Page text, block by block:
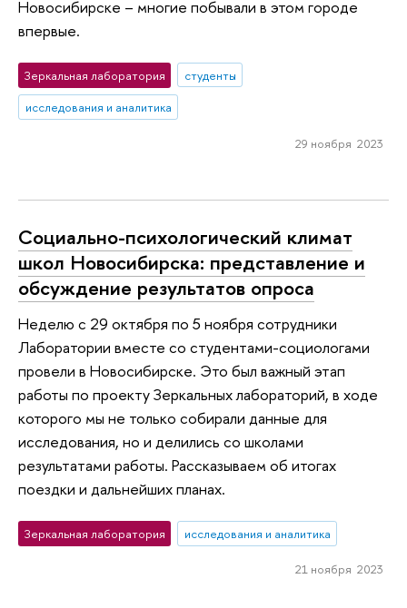
Новосибирске – многие побывали в этом городе
впервые.​​
Зеркальная лаборатория
студенты
исследования и аналитика
29 ноября 2023
Социально-психологический климат
школ Новосибирска: представление и
обсуждение результатов опроса
Неделю с 29 октября по 5 ноября сотрудники
Лаборатории вместе со студентами-социологами
провели в Новосибирске. Это был важный этап
работы по проекту Зеркальных лабораторий, в ходе
которого мы не только собирали данные для
исследования, но и делились со школами
результатами работы. Рассказываем об итогах
поездки и дальнейших планах.
Зеркальная лаборатория исследования и аналитика
21 ноября 2023